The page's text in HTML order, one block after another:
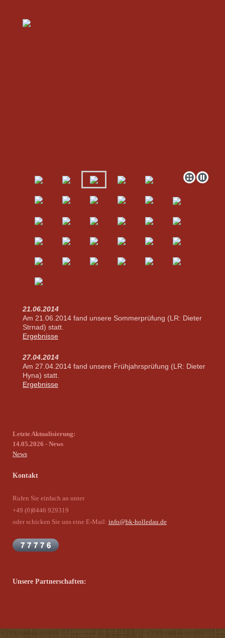
21.06.2014
Am 21.06.2014 fand unsere Sommerprüfung (LR: Dieter
Strnad) statt.
Ergebnisse
27.04.2014
Am 27.04.2014 fand unsere Frühjahrsprüfung (LR: Dieter
Hyna) statt.
Ergebnisse
Letzte Aktualisierung:
14.05.2026 - News
News
Kontakt
Rufen Sie einfach an unter
+49 (0)8446 929319
oder schicken Sie uns eine E-Mail: info@bk-holledau.de
Unsere Partnerschaften: